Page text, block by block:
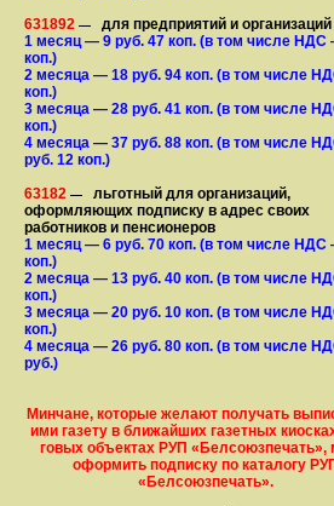
631892 —
для предприятий и организаций
1 месяц— 9 руб. 47 коп. (в том числе НДС
коп.)
2 месяца — 18 руб. 94 коп. (в том числе
коп.)
3 месяца — 28 руб. 41 коп. (в том числе
коп.)
4 месяца — 37 руб. 88 коп. (в том числе
руб. 12 коп.)
63182 —
льготный для организаций,
оформляющих подписку в адрес своих
работников и пенсионеров
1 месяц— 6 руб. 70 коп. (в том числе НДС
коп.)
2 месяца — 13 руб. 40 коп. (в том числе
коп.)
3 месяца — 20 руб. 10 коп. (в том числе
коп.)
4 месяца — 26 руб. 80 коп. (в том числе
руб.)
Минчане, которые желают получать
ими газету в бли­жай­ших газет­ных
го­вых объе­ктах РУП «Белсоюзпечать»,
оформить под­пис­ку по ка­та­ло­гу
«Белсоюзпечать».